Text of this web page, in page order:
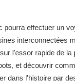
pourra effectuer un
interconnectées
l'essor rapide de
et découvrir
dans l'histoire par